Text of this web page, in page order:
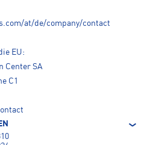
at/de/company/contact
EU:
Center SA
C1